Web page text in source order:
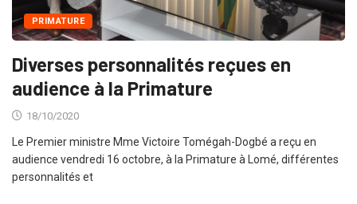
PRIMATURE
Diverses personnalités reçues en
audience à la Primature
18/10/2020
Le Premier ministre Mme Victoire Tomégah-Dogbé a reçu en
audience vendredi 16 octobre, à la Primature à Lomé, différentes
personnalités et